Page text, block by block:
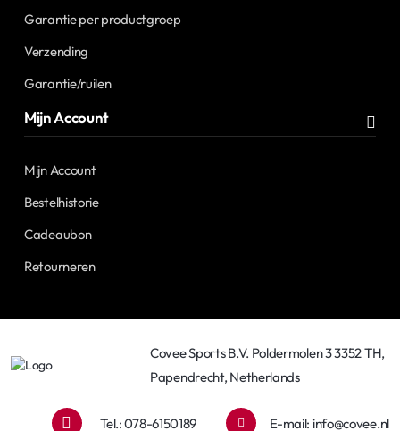
Garantie per productgroep
Verzending
Garantie/ruilen
Mijn Account
Mijn Account
Bestelhistorie
Cadeaubon
Retourneren
Covee Sports B.V. Poldermolen 3 3352 TH,
Papendrecht, Netherlands
Tel.: 078-6150189 E-mail: info@covee.nl